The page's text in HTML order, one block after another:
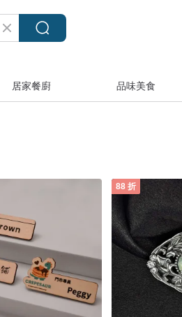
居家餐廚 品味美食
88 折